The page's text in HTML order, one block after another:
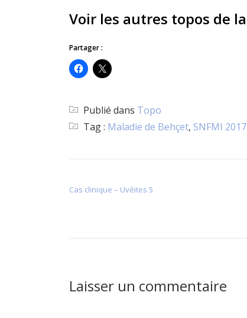
Voir les autres topos de la
Partager :
Publié dans Topo
Tag : Maladie de Behçet, SNFMI 2017
Cas clinique – Uvéites 5
Laisser un commentaire